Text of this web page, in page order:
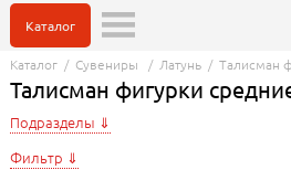
Каталог
Каталог/ Сувениры / Латунь/ Талисман
Талисман фигурки
Подразделы
Фильтр